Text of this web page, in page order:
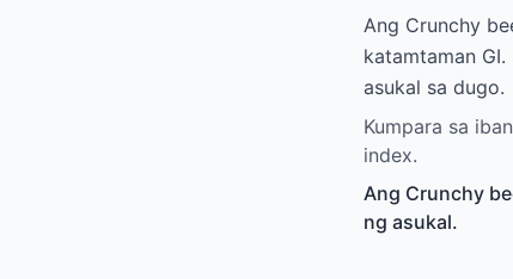
Ang Crunchy
katamtaman
asukal sa dugo.
Kumpara sa
index.
Ang Crunchy
ng asukal.